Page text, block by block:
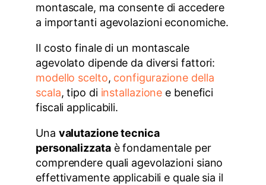
montascale, ma consente di accedere
a importanti agevolazioni economiche.
Il costo finale di un montascale
agevolato dipende da diversi fattori:
modello scelto, configurazione della
scala, tipo di installazione e benefici
fiscali applicabili.
Una valutazione tecnica
personalizzataè fondamentale per
comprendere quali agevolazioni siano
effettivamente applicabili e quale sia il